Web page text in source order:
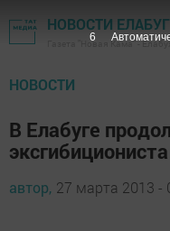
НОВОСТИ
Газета "Новая Кама" -
НОВОСТИ
В Елабуге
автор, 27 марта 2013 -
6